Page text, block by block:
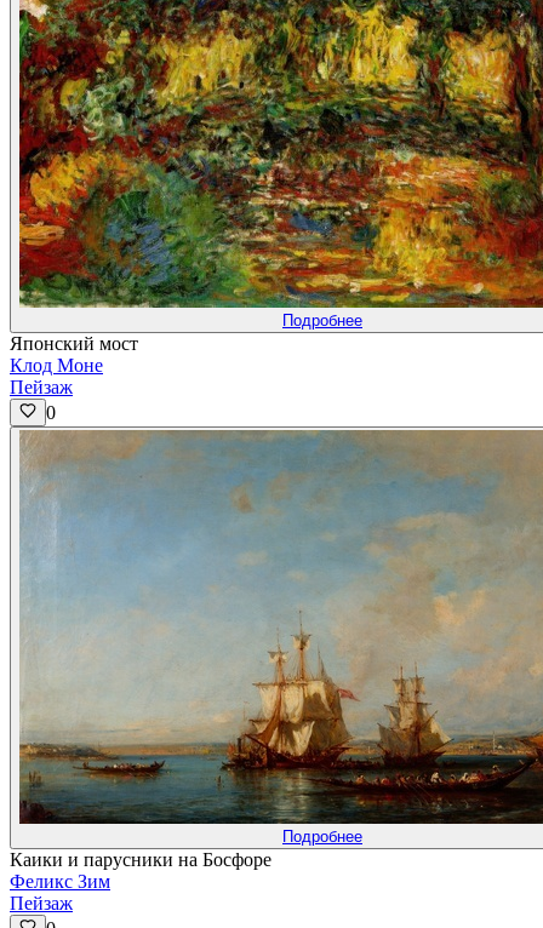
Подробнее
Японский мост
Клод Моне
Пейзаж
0
Подробнее
Каики и парусники на Босфоре
Феликс Зим
Пейзаж